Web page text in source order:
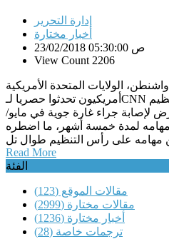
إدارة التحرير
أخبار مختارة
23/02/2018 05:30:00 ص
View Count 2206
واشنطن، الولايات المتحدة الأمريكية (CNN) -- أكد مسؤولون
أمريكيون تحدثوا حصريا لـCNN أن أبوبكر البغدادي، زعيم تنظيم
لإصابة جراء غارة جوية في مايو/
لمدة خمسة أشهر، ما اضطره
Read More
الفئة
مقالات الموقع (123)
مقالات مختارة (2999)
أخبار مختارة (1236)
ترجمات خاصة (28)